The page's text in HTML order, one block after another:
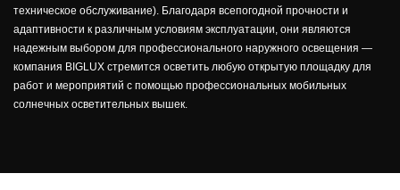
техническое обслуживание). Благодаря всепогодной прочности и
адаптивности к различным условиям эксплуатации, они являются
надежным выбором для профессионального наружного освещения —
компания BIGLUX стремится осветить любую открытую площадку для
работ и мероприятий с помощью профессиональных мобильных
солнечных осветительных вышек.